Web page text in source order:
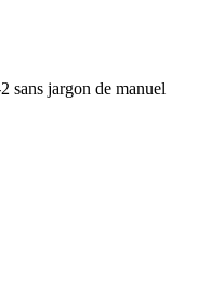
sans jargon de manuel